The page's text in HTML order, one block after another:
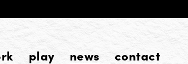
play news contact